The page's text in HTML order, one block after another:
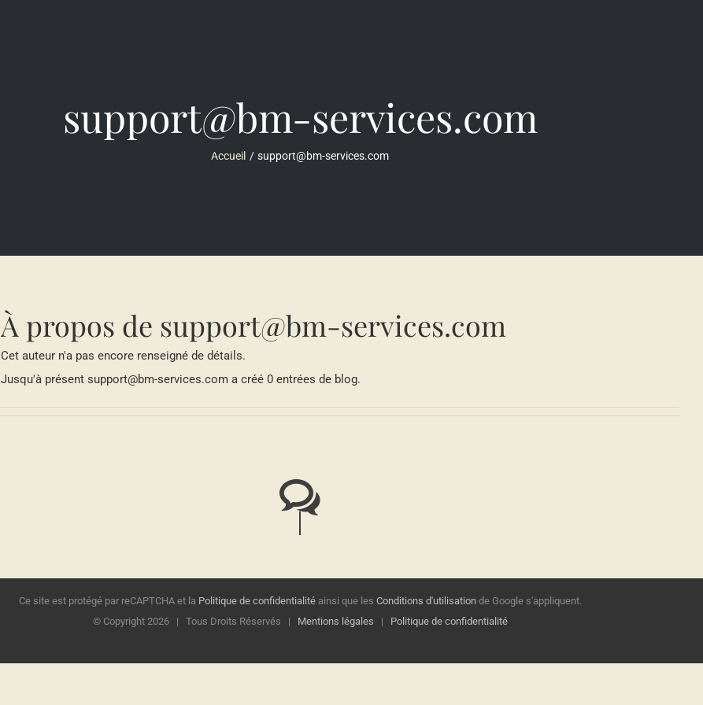
support@bm-services.com
Accueil support@bm-services.com
À propos de support@bm-services.com
Cet auteur n'a pas encore renseigné de détails.
Jusqu'à présent support@bm-services.com a créé 0 entrées de blog.
Ce site est protégé par reCAPTCHA et la Politique de confidentialitéainsi que les Conditions d'utilisationde Google s'appliquent.
© Copyright 2026 | Tous Droits Réservés | Mentions légales | Politique de confidentialité